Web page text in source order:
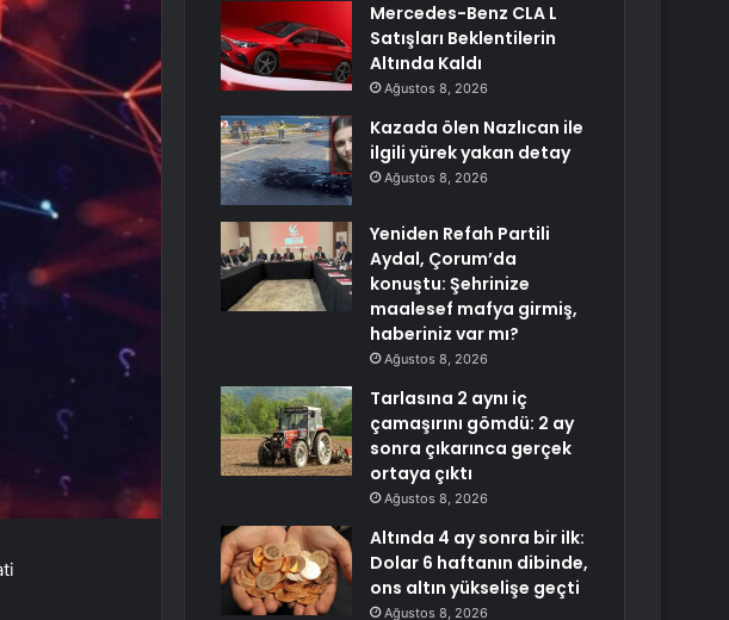
Mercedes-Benz CLA L
Satışları Beklentilerin
Altında Kaldı
Ağustos 8, 2026
Kazada ölen Nazlıcan ile
ilgili yürek yakan detay
Ağustos 8, 2026
Yeniden Refah Partili
Aydal, Çorum’da
konuştu: Şehrinize
maalesef mafya girmiş,
haberiniz var mı?
Ağustos 8, 2026
Tarlasına 2 aynı iç
çamaşırını gömdü: 2 ay
sonra çıkarınca gerçek
ortaya çıktı
Ağustos 8, 2026
Altında 4 ay sonra bir ilk:
Dolar 6 haftanın dibinde,
ons altın yükselişe geçti
Ağustos 8, 2026